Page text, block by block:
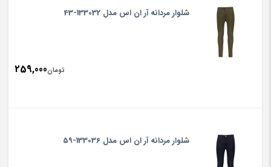
شلوار مردانه آر ان اس مدل 133032-43
تومان259,000
شلوار مردانه آر ان اس مدل 133036-59